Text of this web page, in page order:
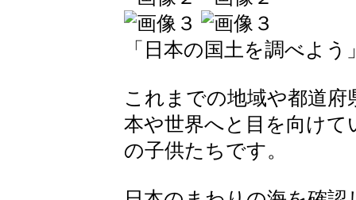
「日本の国土を調べよう
これまでの地域や都道
本や世界へと目を向けて
の子供たちです。